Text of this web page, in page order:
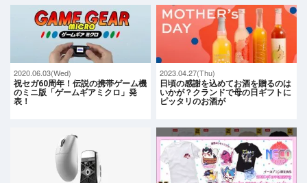
2020.06.03(Wed)
祝セガ60周年！伝説の携帯ゲーム機
のミニ版「ゲームギアミクロ」発
表！
2023.04.27(Thu)
日頃の感謝を込めてお酒を贈るのは
いかが？クランドで母の日ギフトに
ピッタリのお酒が